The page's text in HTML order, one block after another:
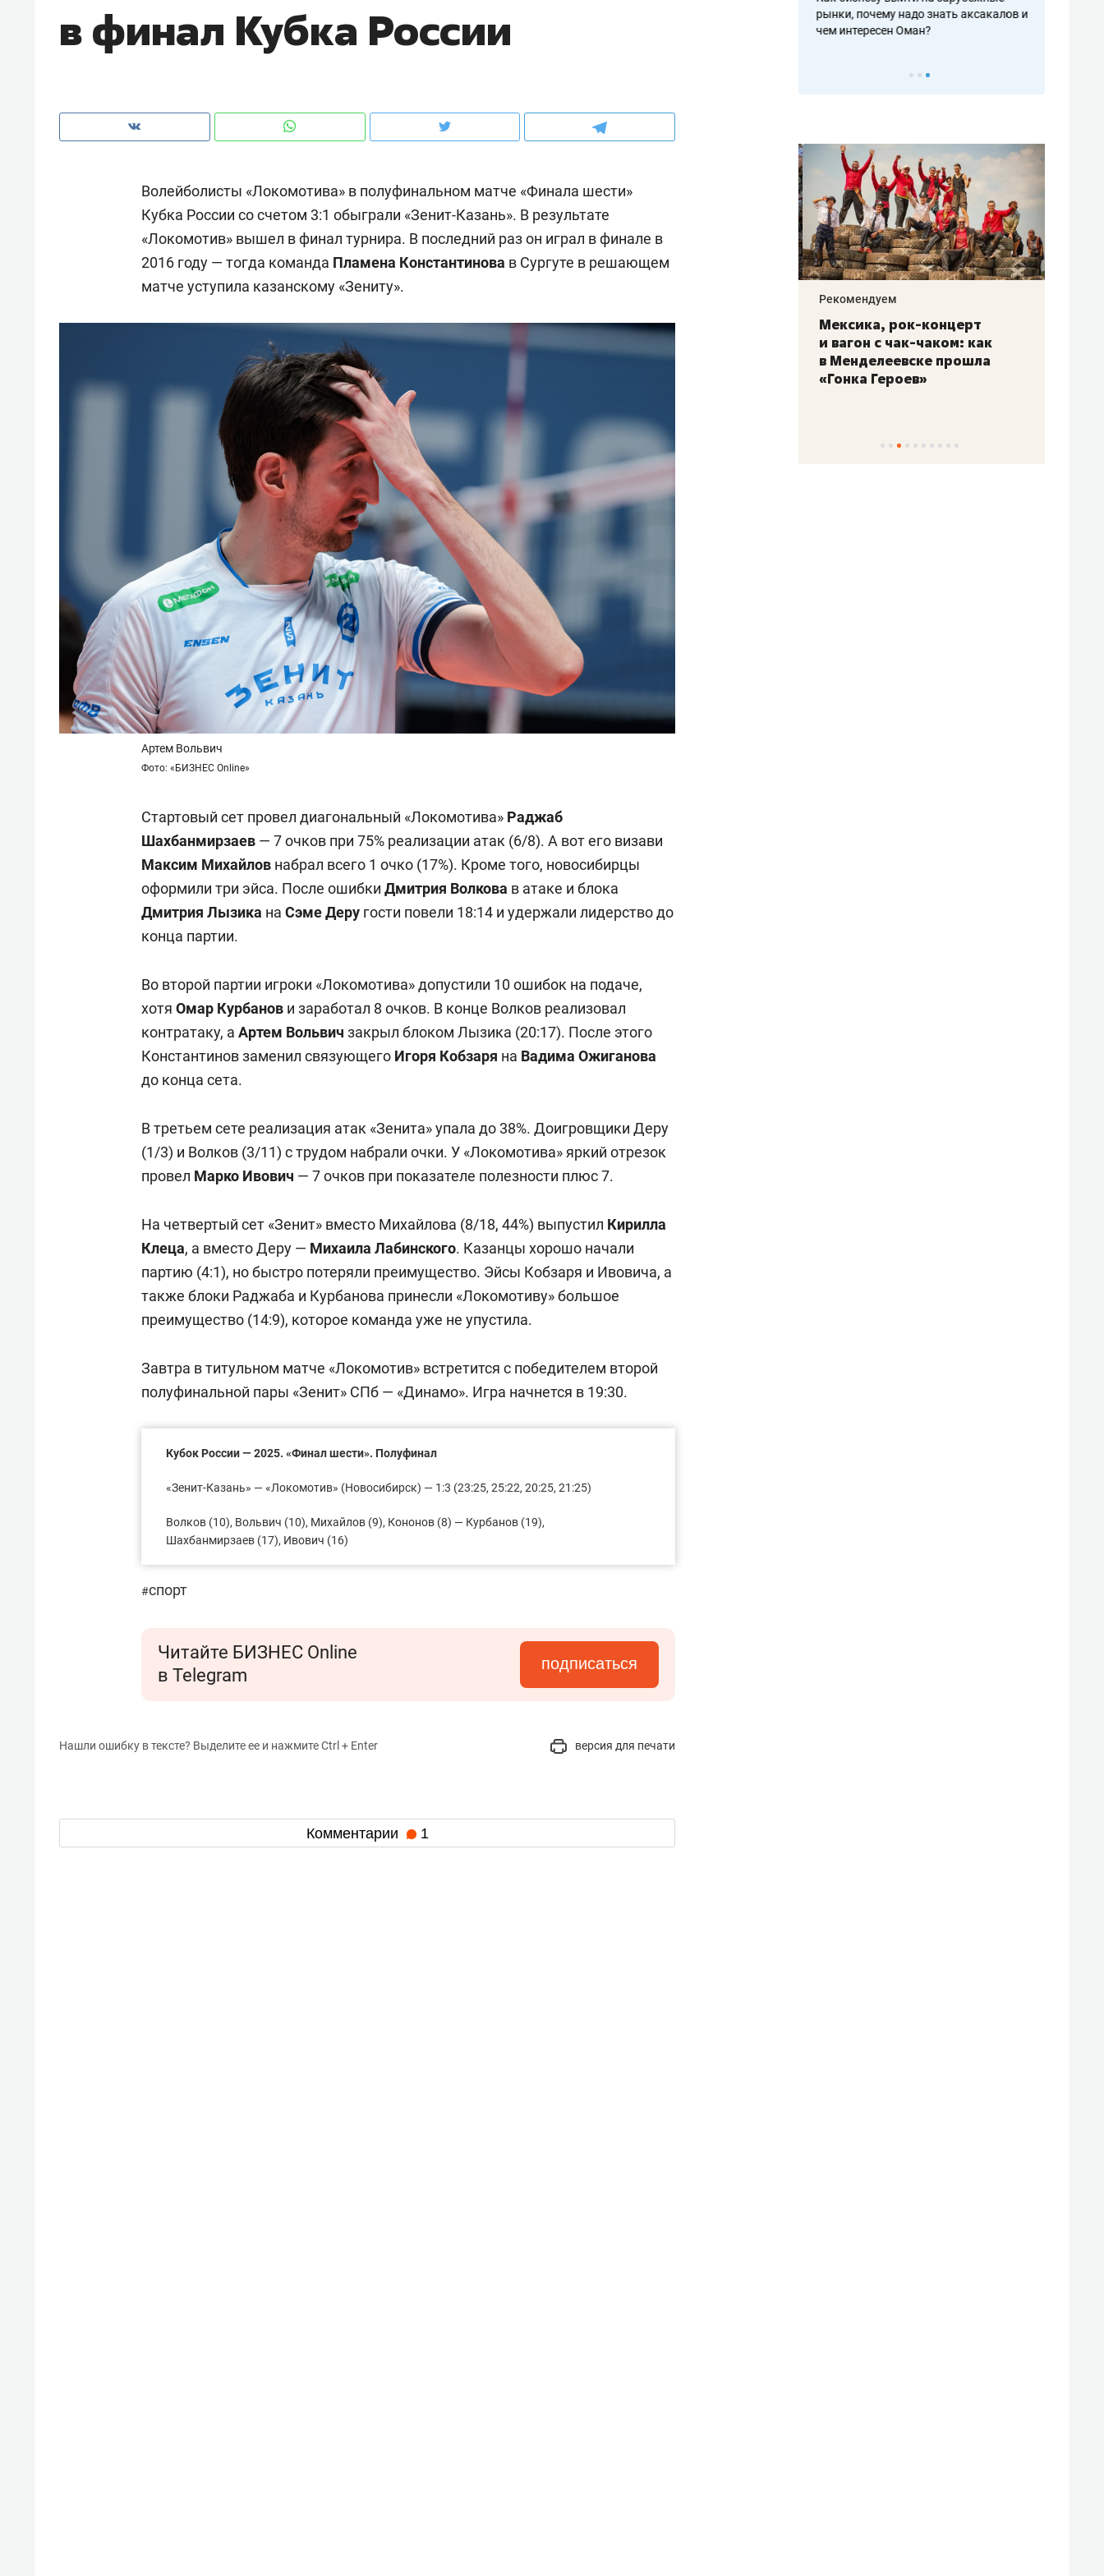
в финал Кубка России
Волейболисты «Локомотива» в полуфинальном матче «Финала шести»
Кубка России со счетом 3:1 обыграли «Зенит-Казань». В результате
«Локомотив» вышел в финал турнира. В последний раз он играл в финале в
2016 году — тогда команда Пламена Константинова в Сургуте в решающем
матче уступила казанскому «Зениту».
Артем Вольвич
Фото: «БИЗНЕС Online»
Стартовый сет провел диагональный «Локомотива» Раджаб
Шахбанмирзаев — 7 очков при 75% реализации атак (6/8). А вот его визави
Максим Михайлов набрал всего 1 очко (17%). Кроме того, новосибирцы
оформили три эйса. После ошибки Дмитрия Волкова в атаке и блока
Дмитрия Лызика на СэмеДеру гости повели 18:14 и удержали лидерство до
конца партии.
Во второй партии игроки «Локомотива» допустили 10 ошибок на подаче,
хотя Омар Курбанов и заработал 8 очков. В конце Волков реализовал
контратаку, а Артем Вольвич закрыл блоком Лызика (20:17). После этого
Константинов заменил связующего Игоря Кобзаря на Вадима Ожиганова
до конца сета.
В третьем сете реализация атак «Зенита» упала до 38%. Доигровщики Деру
(1/3) и Волков (3/11) с трудом набрали очки. У «Локомотива» яркий отрезок
провел Марко Ивович — 7 очков при показателе полезности плюс 7.
На четвертый сет «Зенит» вместо Михайлова (8/18, 44%) выпустил Кирилла
Клеца, а вместо Деру — Михаила Лабинского. Казанцы хорошо начали
партию (4:1), но быстро потеряли преимущество. Эйсы Кобзаря и Ивовича, а
также блоки Раджаба и Курбанова принесли «Локомотиву» большое
преимущество (14:9), которое команда уже не упустила.
Завтра в титульном матче «Локомотив» встретится с победителем второй
полуфинальной пары «Зенит» СПб — «Динамо». Игра начнется в 19:30.
Кубок России — 2025. «Финал шести». Полуфинал
«Зенит-Казань» — «Локомотив» (Новосибирск) — 1:3 (23:25, 25:22, 20:25, 21:25)
Волков (10), Вольвич (10), Михайлов (9), Кононов (8) — Курбанов (19),
Шахбанмирзаев (17), Ивович (16)
#спорт
Читайте БИЗНЕС Online
в Telegram
подписаться
Нашли ошибку в тексте? Выделите ее и нажмите Ctrl + Enter версия для печати
Комментарии 1
рынки, почему надо знать аксакалов и
чем интересен Оман?
клиентах и чудных запросах мастеров
рынки, почему надо знать аксакалов и
чем интересен Оман?
Как ГК «МИР ГРУПП» и ВТБ
комфорта под Казанью
Рекомендуем
150 камер до квартиры и Face
ID вместо ключа: какой будет
безопасность в ЖК «Нова»
Опыт выживания в дикой
природе, работа
с ментальным и физическим
Рекомендуем
Мексика, рок-концерт
и вагон с чак-чаком: как
в Менделеевске прошла
«Гонка Героев»